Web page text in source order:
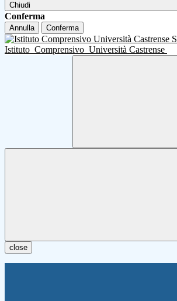
Chiudi
Conferma
Annulla Conferma
Istituto Comprensivo Università Castrense
close